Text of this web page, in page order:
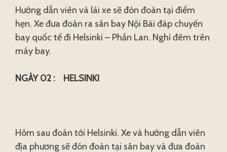
Hướng dẫn viên và lái xe sẽ đón đoàn tại điểm
hẹn. Xe đưa đoàn ra sân bay Nội Bài đáp chuyến
bay quốc tế đi Helsinki – Phần Lan. Nghỉ đêm trên
máy bay.
NGÀY 02 : HELSINKI
Hôm sau đoàn tới Helsinki. Xe và hướng dẫn viên
địa phương sẽ đón đoàn tại sân bay và đưa đoàn